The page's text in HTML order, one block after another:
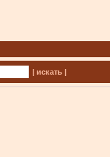
| искать |